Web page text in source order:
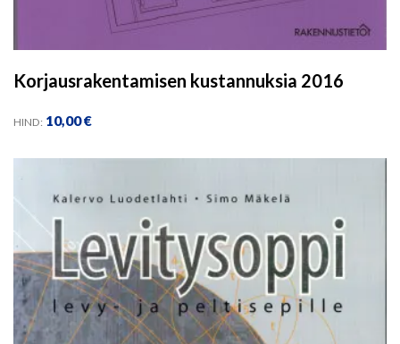
Korjausrakentamisen kustannuksia 2016
HIND: 10,00€